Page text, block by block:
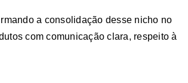
a consolidação desse nicho no
com comunicação clara, respeito à